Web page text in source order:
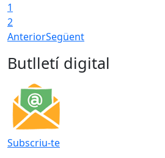
1
2
AnteriorSegüent
Butlletí digital
Subscriu-te